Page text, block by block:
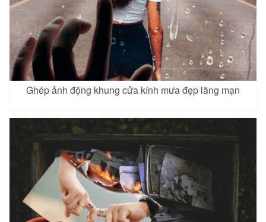
Ghép ảnh động khung cửa kính mưa đẹp lãng mạn